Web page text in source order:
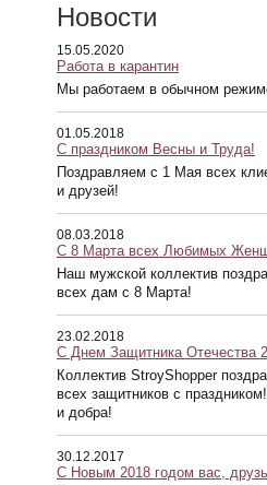
Новости
15.05.2020
Работа в карантин
Мы работаем в обычном
01.05.2018
С праздником Весны и Труда!
Поздравляем с 1 Мая всех
и друзей!
08.03.2018
С 8 Марта всех Любимых
Наш мужской коллектив
всех дам с 8 Марта!
23.02.2018
С Днем Защитника Отечества
Коллектив StroyShopper
всех защитников с
и добра!
30.12.2017
С Новым 2018 годом вас,